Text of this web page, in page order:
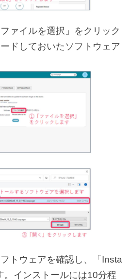
ァイルを選択」をクリック
ドしておいたソフトウェア
トウェアを確認し、「Insta
。インストールには10分程